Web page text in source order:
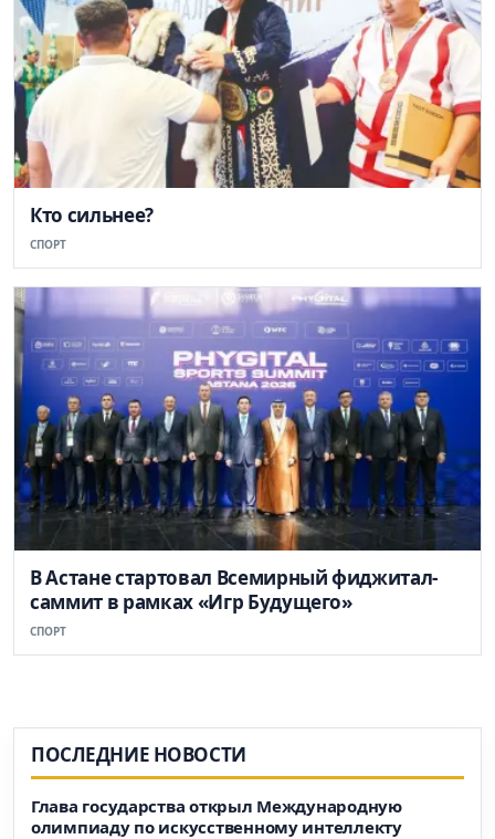
Кто сильнее?
СПОРТ
В Астане стартовал Всемирный фиджитал-
саммит в рамках «Игр Будущего»
СПОРТ
ПОСЛЕДНИЕ НОВОСТИ
Глава государства открыл Международную
олимпиаду по искусственному интеллекту